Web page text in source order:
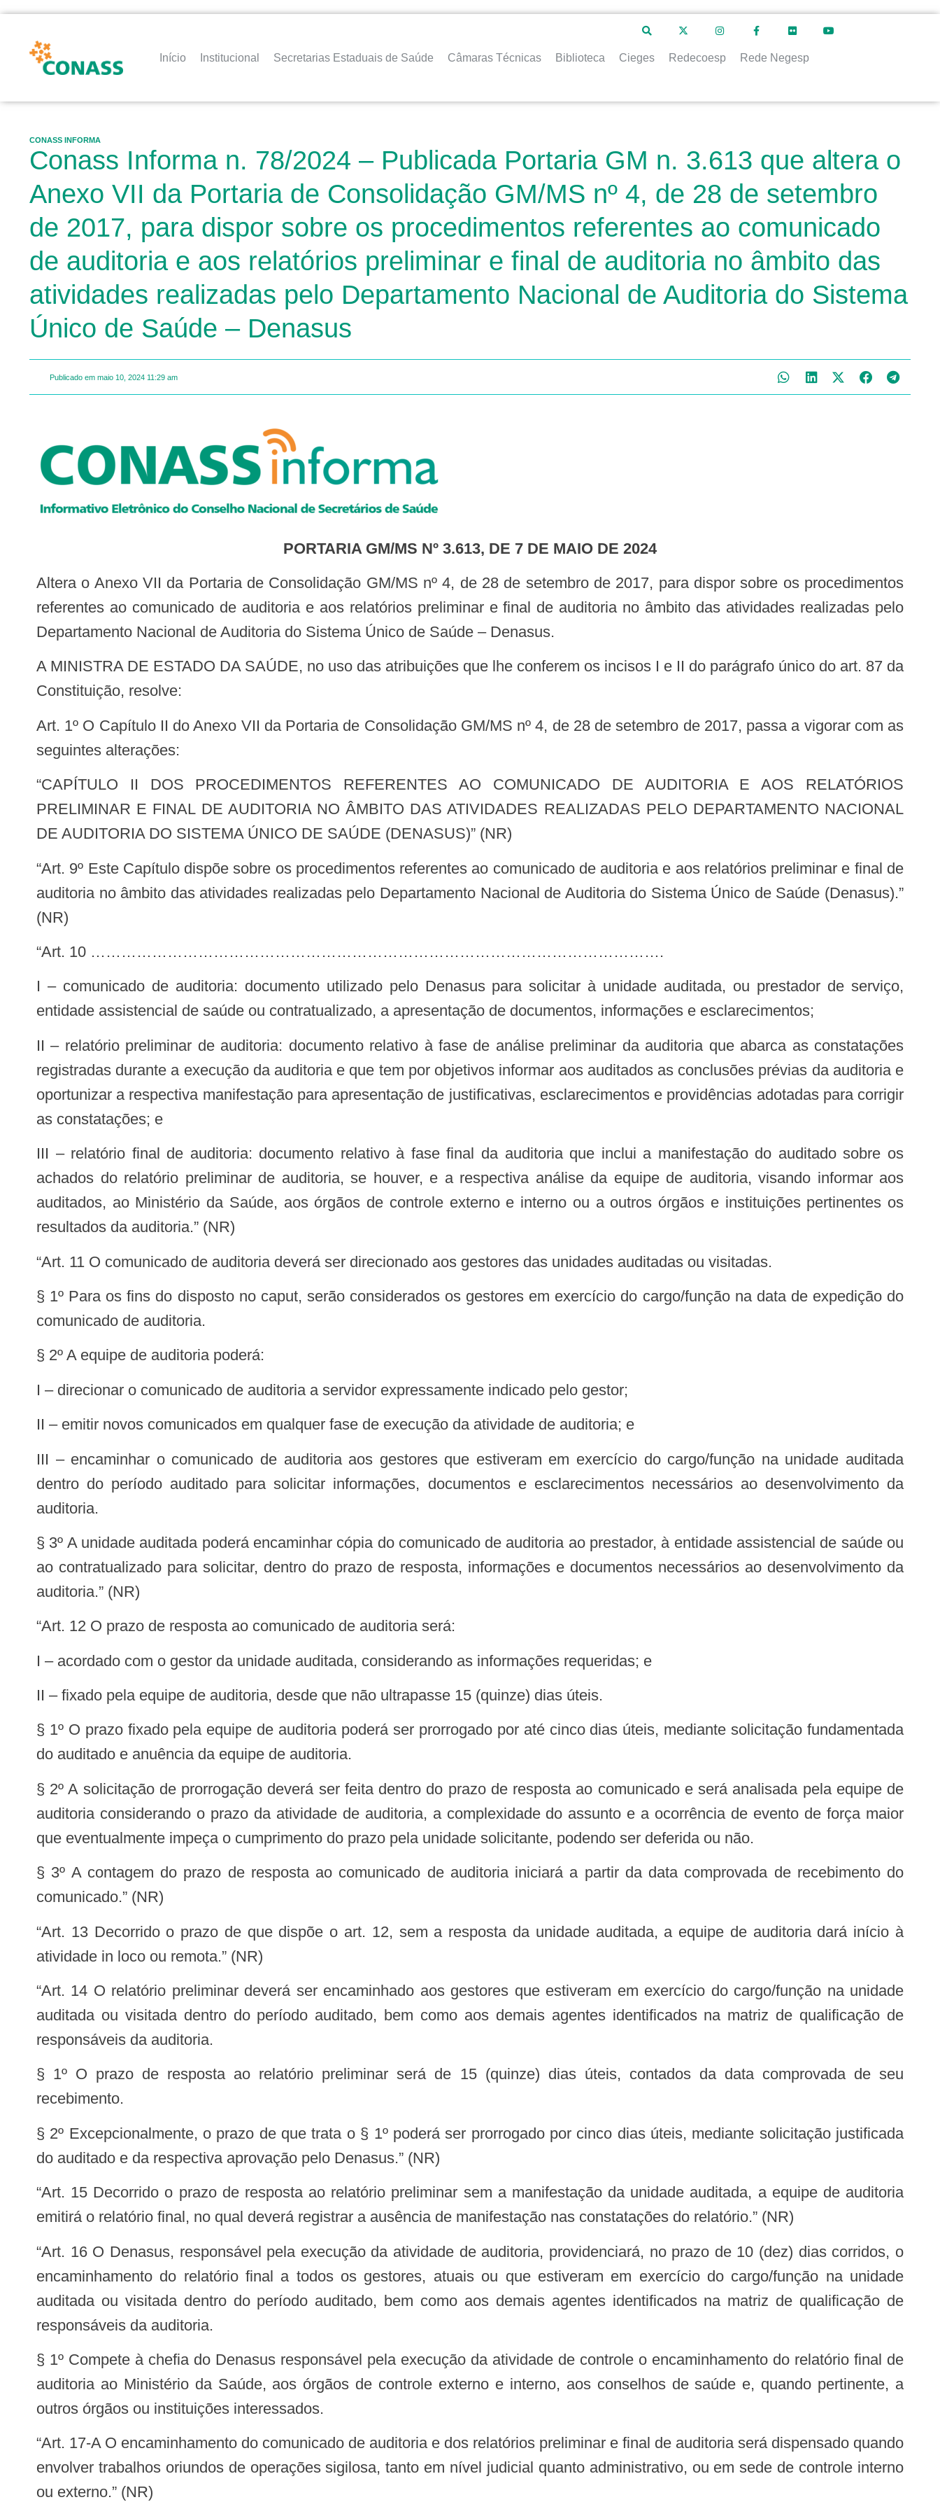
Início Institucional Secretarias Estaduais de Saúde Câmaras Técnicas Biblioteca Cieges Redecoesp Rede Negesp
CONASS INFORMA
Conass Informa n. 78/2024 – Publicada Portaria GM n. 3.613 que altera o
Anexo VII da Portaria de Consolidação GM/MS nº 4, de 28 de setembro
de 2017, para dispor sobre os procedimentos referentes ao comunicado
de auditoria e aos relatórios preliminar e final de auditoria no âmbito das
atividades realizadas pelo Departamento Nacional de Auditoria do Sistema
Único de Saúde – Denasus
Publicado em maio 10, 2024 11:29 am
PORTARIA GM/MS Nº 3.613, DE 7 DE MAIO DE 2024
Altera o Anexo VII da Portaria de Consolidação GM/MS nº 4, de 28 de setembro de 2017, para dispor sobre os procedimentos
referentes ao comunicado de auditoria e aos relatórios preliminar e final de auditoria no âmbito das atividades realizadas pelo
Departamento Nacional de Auditoria do Sistema Único de Saúde – Denasus.
A MINISTRA DE ESTADO DA SAÚDE, no uso das atribuições que lhe conferem os incisos I e II do parágrafo único do art. 87 da
Constituição, resolve:
Art. 1º O Capítulo II do Anexo VII da Portaria de Consolidação GM/MS nº 4, de 28 de setembro de 2017, passa a vigorar com as
seguintes alterações:
“CAPÍTULO II DOS PROCEDIMENTOS REFERENTES AO COMUNICADO DE AUDITORIA E AOS RELATÓRIOS
PRELIMINAR E FINAL DE AUDITORIA NO ÂMBITO DAS ATIVIDADES REALIZADAS PELO DEPARTAMENTO NACIONAL
DE AUDITORIA DO SISTEMA ÚNICO DE SAÚDE (DENASUS)” (NR)
“Art. 9º Este Capítulo dispõe sobre os procedimentos referentes ao comunicado de auditoria e aos relatórios preliminar e final de
auditoria no âmbito das atividades realizadas pelo Departamento Nacional de Auditoria do Sistema Único de Saúde (Denasus).”
(NR)
“Art. 10 ………………………………………………………………………………………………….
I – comunicado de auditoria: documento utilizado pelo Denasus para solicitar à unidade auditada, ou prestador de serviço,
entidade assistencial de saúde ou contratualizado, a apresentação de documentos, informações e esclarecimentos;
II – relatório preliminar de auditoria: documento relativo à fase de análise preliminar da auditoria que abarca as constatações
registradas durante a execução da auditoria e que tem por objetivos informar aos auditados as conclusões prévias da auditoria e
oportunizar a respectiva manifestação para apresentação de justificativas, esclarecimentos e providências adotadas para corrigir
as constatações; e
III – relatório final de auditoria: documento relativo à fase final da auditoria que inclui a manifestação do auditado sobre os
achados do relatório preliminar de auditoria, se houver, e a respectiva análise da equipe de auditoria, visando informar aos
auditados, ao Ministério da Saúde, aos órgãos de controle externo e interno ou a outros órgãos e instituições pertinentes os
resultados da auditoria.” (NR)
“Art. 11 O comunicado de auditoria deverá ser direcionado aos gestores das unidades auditadas ou visitadas.
§ 1º Para os fins do disposto no caput, serão considerados os gestores em exercício do cargo/função na data de expedição do
comunicado de auditoria.
§ 2º A equipe de auditoria poderá:
I – direcionar o comunicado de auditoria a servidor expressamente indicado pelo gestor;
II – emitir novos comunicados em qualquer fase de execução da atividade de auditoria; e
III – encaminhar o comunicado de auditoria aos gestores que estiveram em exercício do cargo/função na unidade auditada
dentro do período auditado para solicitar informações, documentos e esclarecimentos necessários ao desenvolvimento da
auditoria.
§ 3º A unidade auditada poderá encaminhar cópia do comunicado de auditoria ao prestador, à entidade assistencial de saúde ou
ao contratualizado para solicitar, dentro do prazo de resposta, informações e documentos necessários ao desenvolvimento da
auditoria.” (NR)
“Art. 12 O prazo de resposta ao comunicado de auditoria será:
I – acordado com o gestor da unidade auditada, considerando as informações requeridas; e
II – fixado pela equipe de auditoria, desde que não ultrapasse 15 (quinze) dias úteis.
§ 1º O prazo fixado pela equipe de auditoria poderá ser prorrogado por até cinco dias úteis, mediante solicitação fundamentada
do auditado e anuência da equipe de auditoria.
§ 2º A solicitação de prorrogação deverá ser feita dentro do prazo de resposta ao comunicado e será analisada pela equipe de
auditoria considerando o prazo da atividade de auditoria, a complexidade do assunto e a ocorrência de evento de força maior
que eventualmente impeça o cumprimento do prazo pela unidade solicitante, podendo ser deferida ou não.
§ 3º A contagem do prazo de resposta ao comunicado de auditoria iniciará a partir da data comprovada de recebimento do
comunicado.” (NR)
“Art. 13 Decorrido o prazo de que dispõe o art. 12, sem a resposta da unidade auditada, a equipe de auditoria dará início à
atividade in loco ou remota.” (NR)
“Art. 14 O relatório preliminar deverá ser encaminhado aos gestores que estiveram em exercício do cargo/função na unidade
auditada ou visitada dentro do período auditado, bem como aos demais agentes identificados na matriz de qualificação de
responsáveis da auditoria.
§ 1º O prazo de resposta ao relatório preliminar será de 15 (quinze) dias úteis, contados da data comprovada de seu
recebimento.
§ 2º Excepcionalmente, o prazo de que trata o § 1º poderá ser prorrogado por cinco dias úteis, mediante solicitação justificada
do auditado e da respectiva aprovação pelo Denasus.” (NR)
“Art. 15 Decorrido o prazo de resposta ao relatório preliminar sem a manifestação da unidade auditada, a equipe de auditoria
emitirá o relatório final, no qual deverá registrar a ausência de manifestação nas constatações do relatório.” (NR)
“Art. 16 O Denasus, responsável pela execução da atividade de auditoria, providenciará, no prazo de 10 (dez) dias corridos, o
encaminhamento do relatório final a todos os gestores, atuais ou que estiveram em exercício do cargo/função na unidade
auditada ou visitada dentro do período auditado, bem como aos demais agentes identificados na matriz de qualificação de
responsáveis da auditoria.
§ 1º Compete à chefia do Denasus responsável pela execução da atividade de controle o encaminhamento do relatório final de
auditoria ao Ministério da Saúde, aos órgãos de controle externo e interno, aos conselhos de saúde e, quando pertinente, a
outros órgãos ou instituições interessados.
“Art. 17-A O encaminhamento do comunicado de auditoria e dos relatórios preliminar e final de auditoria será dispensado quando
envolver trabalhos oriundos de operações sigilosa, tanto em nível judicial quanto administrativo, ou em sede de controle interno
ou externo.” (NR)